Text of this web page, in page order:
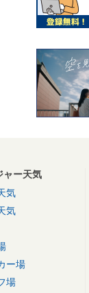
ャー天気
気
気
ー場
場